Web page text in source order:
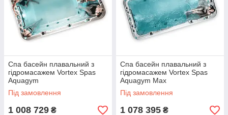
Спа басейн плавальний з
гідромасажем Vortex Spas
Aquagym
Під замовлення
1 008 729 ₴
Спа басейн плавальний з
гідромасажем Vortex Spas
Aquagym Max
Під замовлення
1 078 395 ₴